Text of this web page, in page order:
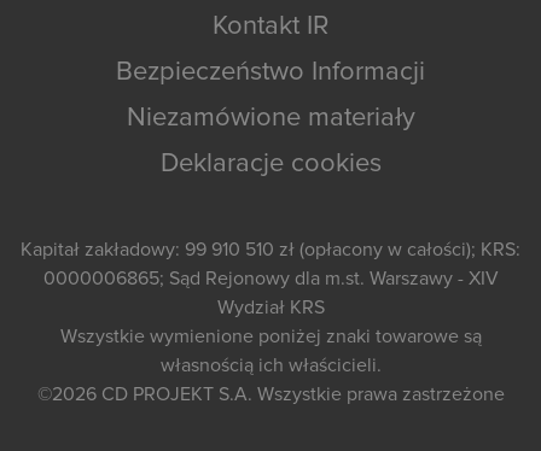
Kontakt IR
Bezpieczeństwo Informacji
Niezamówione materiały
Deklaracje cookies
Kapitał zakładowy: 99 910 510 zł (opłacony w całości); KRS:
0000006865; Sąd Rejonowy dla m.st. Warszawy - XIV
Wydział KRS
Wszystkie wymienione poniżej znaki towarowe są
własnością ich właścicieli.
©2026 CD PROJEKT S.A. Wszystkie prawa zastrzeżone